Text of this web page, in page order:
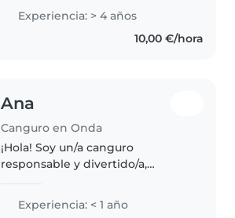
en edad de guardería y primaria.
Tengo certificación en primeros
auxilios y me encanta ayudar..
Experiencia: > 4 años
10,00 €/hora
Ana
Canguro en Onda
¡Hola! Soy un/a canguro
responsable y divertido/a,
hijos en tu hogar. Aunque no
tengo experiencia formal, estoy
Experiencia: < 1 año